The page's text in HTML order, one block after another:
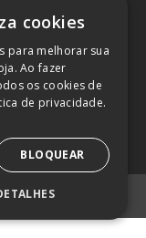
090
MAIS)
cookies
para melhorar sua
Ao fazer
os cookies de
de privacidade.
BLOQUEAR